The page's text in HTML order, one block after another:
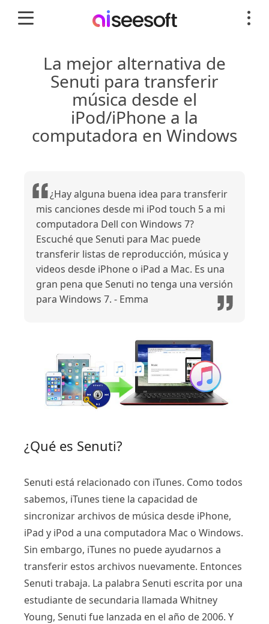
La mejor alternativa de
Senuti para transferir
música desde el
iPod/iPhone a la
computadora en Windows
¿Hay alguna buena idea para transferir
mis canciones desde mi iPod touch 5 a mi
computadora Dell con Windows 7?
Escuché que Senuti para Mac puede
transferir listas de reproducción, música y
videos desde iPhone o iPad a Mac. Es una
gran pena que Senuti no tenga una versión
para Windows 7. - Emma
¿Qué es Senuti?
Senuti está relacionado con iTunes. Como todos
sabemos, iTunes tiene la capacidad de
sincronizar archivos de música desde iPhone,
iPad y iPod a una computadora Mac o Windows.
Sin embargo, iTunes no puede ayudarnos a
transferir estos archivos nuevamente. Entonces
Senuti trabaja. La palabra Senuti escrita por una
estudiante de secundaria llamada Whitney
Young, Senuti fue lanzada en el año de 2006. Y